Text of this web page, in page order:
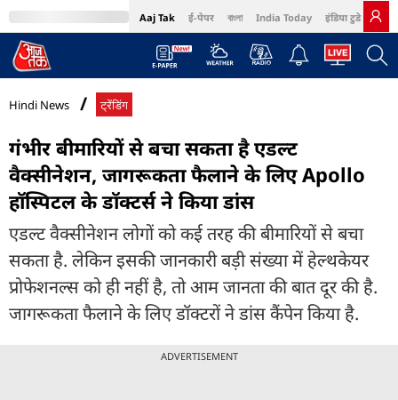
Aaj Tak ई-पेपर বাংলা India Today इंडिया टुडे हिंदी
MumbaiTak Cosmopolitan Harper's Bazaar Northeast
Hindi News ट्रेंडिंग
गंभीर बीमारियों से बचा सकता है एडल्ट
वैक्सीनेशन, जागरूकता फैलाने के लिए Apollo
हॉस्पिटल के डॉक्टर्स ने किया डांस
एडल्ट वैक्सीनेशन लोगों को कई तरह की बीमारियों से बचा
सकता है. लेकिन इसकी जानकारी बड़ी संख्या में हेल्थकेयर
प्रोफेशनल्स को ही नहीं है, तो आम जानता की बात दूर की है.
जागरूकता फैलाने के लिए डॉक्टरों ने डांस कैंपेन किया है.
ADVERTISEMENT